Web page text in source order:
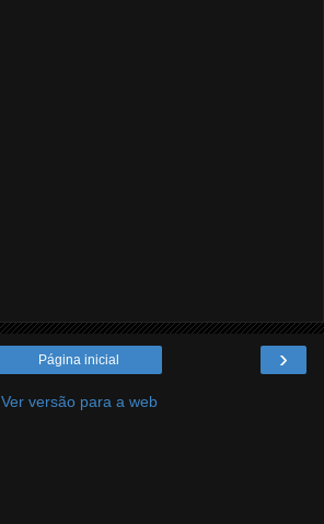
›
Página inicial
Ver versão para a web